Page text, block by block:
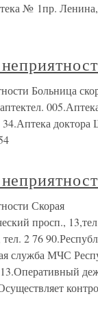
№ 1пр.
Больница
доктора
Скорая
просп.,
2 76
служба МЧС